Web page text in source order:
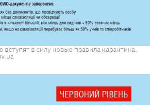
вступят в силу новые правила карантина.